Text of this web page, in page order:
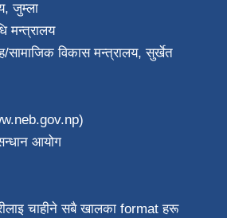
जुम्ला
मन्त्रालय
सामाजिक विकास मन्त्रालय, सुर्खेत
आयोग
चाहीने सबै खालका format हरू